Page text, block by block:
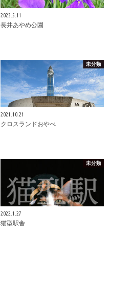
2023.5.11
長井あやめ公園
未分類
2021.10.21
クロスランドおやべ
未分類
2022.1.27
猫型駅舎